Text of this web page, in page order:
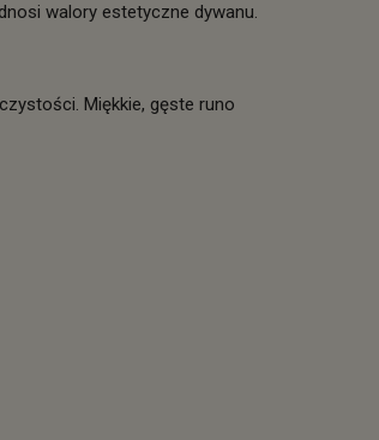
walory estetyczne dywanu.
Miękkie, gęste runo